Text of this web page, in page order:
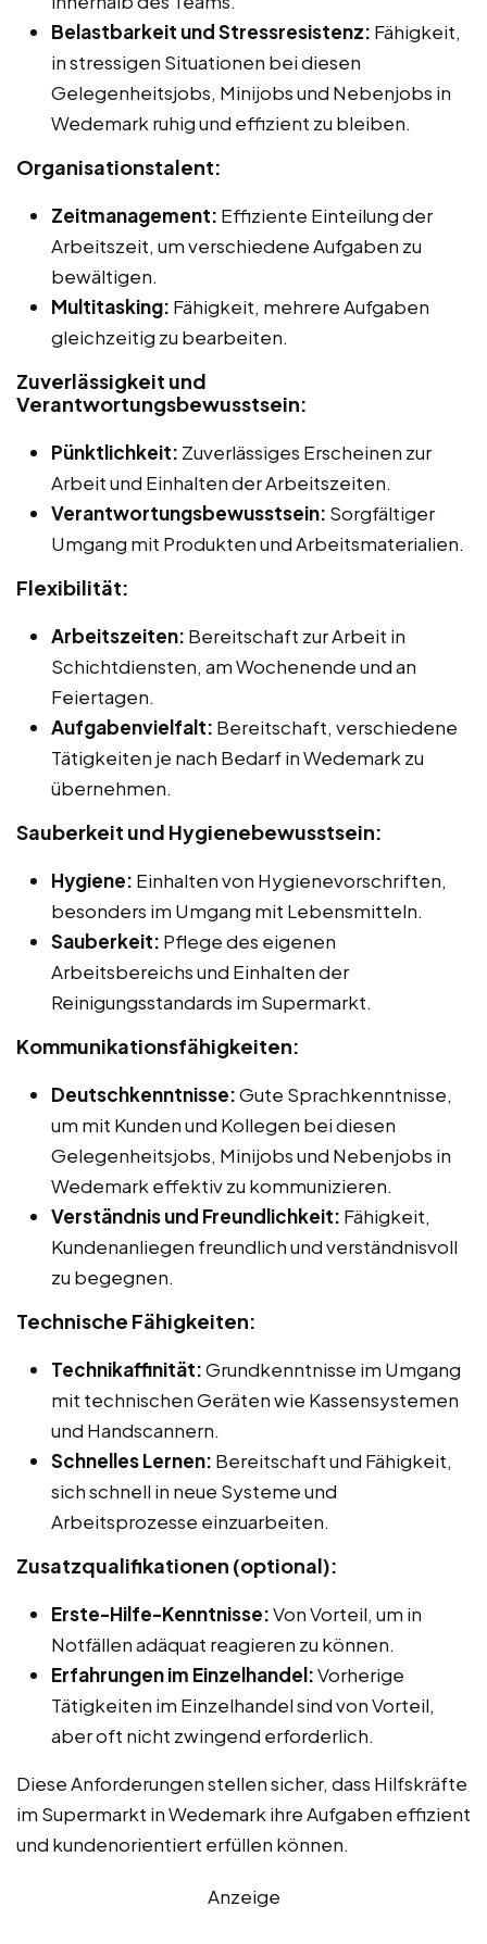
Belastbarkeit und Stressresistenz: Fähigkeit,
in stressigen Situationen bei diesen
Gelegenheitsjobs, Minijobs und Nebenjobs in
Wedemark ruhig und effizient zu bleiben.
Organisationstalent:
Zeitmanagement: Effiziente Einteilung der
Arbeitszeit, um verschiedene Aufgaben zu
bewältigen.
Multitasking: Fähigkeit, mehrere Aufgaben
gleichzeitig zu bearbeiten.
Zuverlässigkeit und
Verantwortungsbewusstsein:
Pünktlichkeit: Zuverlässiges Erscheinen zur
Arbeit und Einhalten der Arbeitszeiten.
Verantwortungsbewusstsein: Sorgfältiger
Umgang mit Produkten und Arbeitsmaterialien.
Flexibilität:
Arbeitszeiten: Bereitschaft zur Arbeit in
Schichtdiensten, am Wochenende und an
Feiertagen.
Aufgabenvielfalt: Bereitschaft, verschiedene
Tätigkeiten je nach Bedarf in Wedemark zu
übernehmen.
Sauberkeit und Hygienebewusstsein:
Hygiene: Einhalten von Hygienevorschriften,
besonders im Umgang mit Lebensmitteln.
Sauberkeit: Pflege des eigenen
Arbeitsbereichs und Einhalten der
Reinigungsstandards im Supermarkt.
Kommunikationsfähigkeiten:
Deutschkenntnisse:Gute Sprachkenntnisse,
um mit Kunden und Kollegen bei diesen
Gelegenheitsjobs, Minijobs und Nebenjobs in
Wedemark effektiv zu kommunizieren.
Verständnis und Freundlichkeit: Fähigkeit,
Kundenanliegen freundlich und verständnisvoll
zu begegnen.
Technische Fähigkeiten:
Technikaffinität:Grundkenntnisse im Umgang
mit technischen Geräten wie Kassensystemen
und Handscannern.
Schnelles Lernen: Bereitschaft und Fähigkeit,
sich schnell in neue Systeme und
Arbeitsprozesse einzuarbeiten.
Zusatzqualifikationen (optional):
Erste-Hilfe-Kenntnisse:Von Vorteil, um in
Notfällen adäquat reagieren zu können.
Erfahrungen im Einzelhandel:Vorherige
Tätigkeiten im Einzelhandel sind von Vorteil,
aber oft nicht zwingend erforderlich.
Diese Anforderungen stellen sicher, dass Hilfskräfte
im Supermarkt in Wedemark ihre Aufgaben effizient
und kundenorientiert erfüllen können.
Anzeige